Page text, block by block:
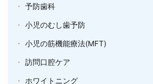
予防歯科
小児のむし歯予防
小児の筋機能療法(MFT)
訪問口腔ケア
ホワイトニング